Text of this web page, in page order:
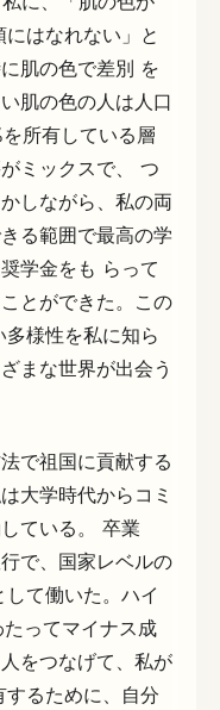
はなれない」と
肌の色で差別 を
肌の色の人は人口
所有している層
ミックスで、 つ
しながら、私の両
る範囲で最高の学
学金をも らって
とができた。この
様性を私に知ら
まな世界が出会う
で祖国に貢献する
大学時代からコミ
ている。 卒業
で、国家レベルの
て働いた。ハイ
ってマイナス成
をつなげて、私が
るために、自分